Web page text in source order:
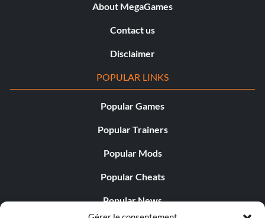
About MegaGames
Contact us
Disclaimer
POPULAR LINKS
Popular Games
Popular Trainers
Popular Mods
Popular Cheats
Popular News